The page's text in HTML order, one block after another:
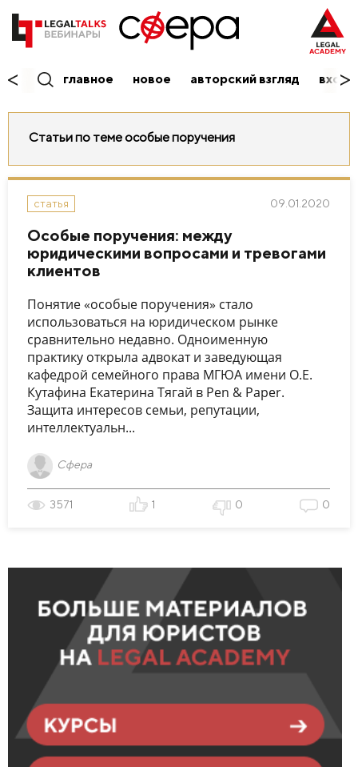
главное новое авторский взгляд вход/
Статьи по теме особые поручения
статья 09.01.2020
Особые поручения: между
юридическими вопросами и тревогами
клиентов
Понятие «особые поручения» стало
использоваться на юридическом рынке
сравнительно недавно. Одноименную
практику открыла адвокат и заведующая
кафедрой семейного права МГЮА имени О.Е.
Кутафина Екатерина Тягай в Pen & Paper.
Защита интересов семьи, репутации,
интеллектуальн...
Сфера
3571 1 0 0